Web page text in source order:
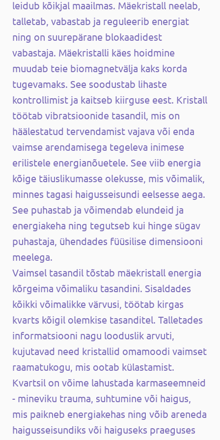
leidub kõikjal maailmas. Mäekristall neelab,
talletab, vabastab ja reguleerib energiat
ning on suurepärane blokaadidest
vabastaja. Mäekristalli käes hoidmine
muudab teie biomagnetvälja kaks korda
tugevamaks. See soodustab lihaste
kontrollimist ja kaitseb kiirguse eest. Kristall
töötab vibratsioonide tasandil, mis on
häälestatud tervendamist vajava või enda
vaimse arendamisega tegeleva inimese
erilistele energianõuetele. See viib energia
kõige täiuslikumasse olekusse, mis võimalik,
minnes tagasi haigusseisundi eelsesse aega.
See puhastab ja võimendab elundeid ja
energiakeha ning tegutseb kui hinge sügav
puhastaja, ühendades füüsilise dimensiooni
meelega.
Vaimsel tasandil tõstab mäekristall energia
kõrgeima võimaliku tasandini. Sisaldades
kõikki võimalikke värvusi, töötab kirgas
kvarts kõigil olemkise tasanditel. Talletades
informatsiooni nagu looduslik arvuti,
kujutavad need kristallid omamoodi vaimset
raamatukogu, mis ootab külastamist.
Kvartsil on võime lahustada karmaseemneid
- mineviku trauma, suhtumine või haigus,
mis paikneb energiakehas ning võib areneda
haigusseisundiks või haiguseks praeguses